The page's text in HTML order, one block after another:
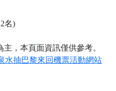
名)
，本頁面資訊僅供參考。
水抽巴黎來回機票活動網站